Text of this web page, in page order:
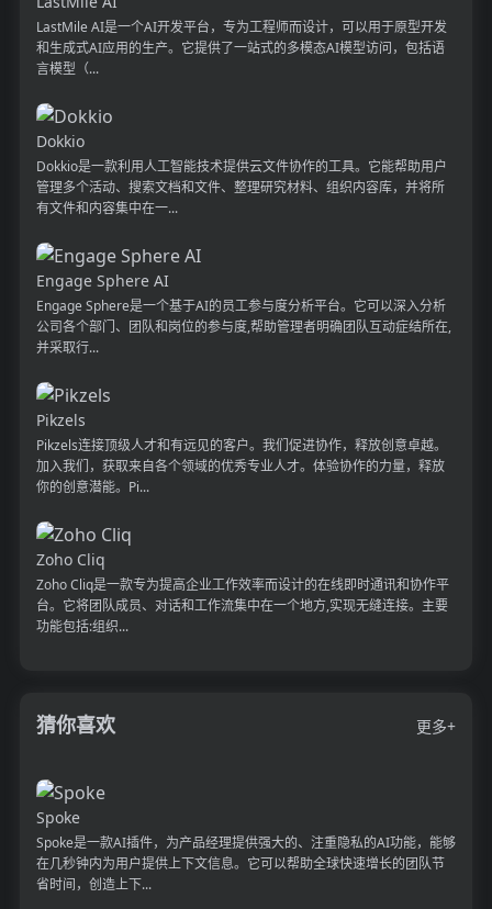
LastMile AI是一个AI开发平台，专为工程师而设计，可以用于原型开发
和生成式AI应用的生产。它提供了一站式的多模态AI模型访问，包括语
言模型（...
Dokkio
Dokkio是一款利用人工智能技术提供云文件协作的工具。它能帮助用户
管理多个活动、搜索文档和文件、整理研究材料、组织内容库，并将所
有文件和内容集中在一...
Engage Sphere AI
Engage Sphere是一个基于AI的员工参与度分析平台。它可以深入分析
公司各个部门、团队和岗位的参与度,帮助管理者明确团队互动症结所在,
并采取行...
Pikzels
Pikzels连接顶级人才和有远见的客户。我们促进协作，释放创意卓越。
加入我们，获取来自各个领域的优秀专业人才。体验协作的力量，释放
你的创意潜能。Pi...
Zoho Cliq
Zoho Cliq是一款专为提高企业工作效率而设计的在线即时通讯和协作平
台。它将团队成员、对话和工作流集中在一个地方,实现无缝连接。主要
功能包括:组织...
猜你喜欢 更多+
Spoke
Spoke是一款AI插件，为产品经理提供强大的、注重隐私的AI功能，能够
在几秒钟内为用户提供上下文信息。它可以帮助全球快速增长的团队节
省时间，创造上下...